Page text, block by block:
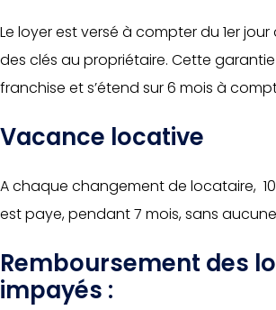
Le loyer est versé à compter du 1er jour
des clés au propriétaire. Cette
franchise et s’étend sur 6 mois à
Vacance locative
A chaque changement de locataire,
est paye, pendant 7 mois, sans
Remboursement des
impayés :